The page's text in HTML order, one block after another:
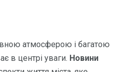
атмосферою і багатою
в центрі уваги. Новини